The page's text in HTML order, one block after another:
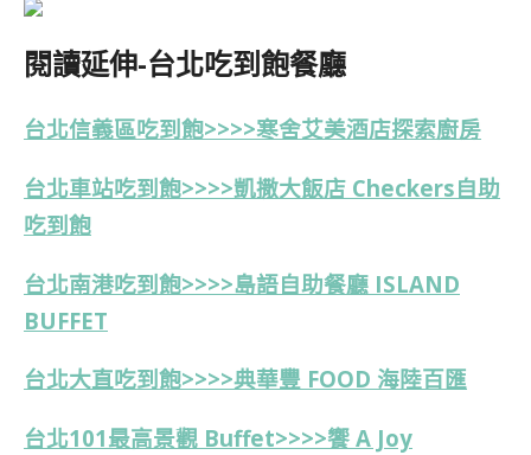
閱讀延伸-台北吃到飽餐廳
台北信義區吃到飽>>>>寒舍艾美酒店探索廚房
台北車站吃到飽>>>>凱撒大飯店 Checkers自助
吃到飽
台北南港吃到飽>>>>島語自助餐廳 ISLAND
BUFFET
台北大直吃到飽>>>>典華豐 FOOD 海陸百匯
台北101最高景觀 Buffet>>>>饗 A Joy